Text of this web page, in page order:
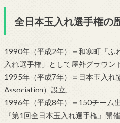
全日本玉入れ選手権の
1990年（平成2年）＝和寒町『ふ
入れ選手権」として屋外グラウン
1995年（平成7年）＝日本玉入れ
Association）設立。
1996年（平成8年）＝150チーム
『第1回全日本玉入れ選手権』開催